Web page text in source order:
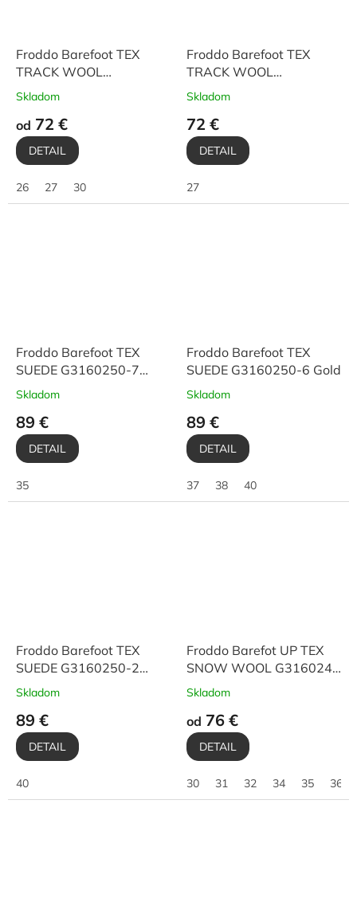
Froddo Barefoot TEX
TRACK WOOL
G3160251-13 Black
Skladom
od 72 €
DETAIL
26 27 30
Froddo Barefoot TEX
TRACK WOOL
G3160251 Dark Blue
Skladom
72 €
DETAIL
27
Froddo Barefoot TEX
SUEDE G3160250-7
Black
Skladom
89 €
DETAIL
35
Froddo Barefoot TEX
SUEDE G3160250-6 Gold
Skladom
89 €
DETAIL
37 38 40
Froddo Barefoot TEX
SUEDE G3160250-2
Cognac
Skladom
89 €
DETAIL
40
Froddo Barefot UP TEX
SNOW WOOL G3160249
Black
Skladom
od 76 €
DETAIL
30 31 32 34 35 36